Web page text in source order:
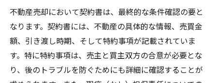
不動産売却において契約書は、最終的な条件確認の要と
なります。契約書には、不動産の具体的な情報、売買金
額、引き渡し時期、そして特約事項が記載されていま
す。特に特約事項は、売主と買主双方の合意が必要とな
り、後のトラブルを防ぐためにも詳細に確認することが